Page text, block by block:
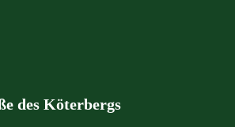
des Köterbergs